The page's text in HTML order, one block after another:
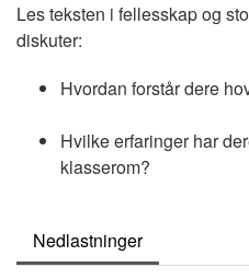
Les teksten i fellesskap og
diskuter:
Hvordan forstår dere
Hvilke erfaringer har
klasserom?
Nedlastninger